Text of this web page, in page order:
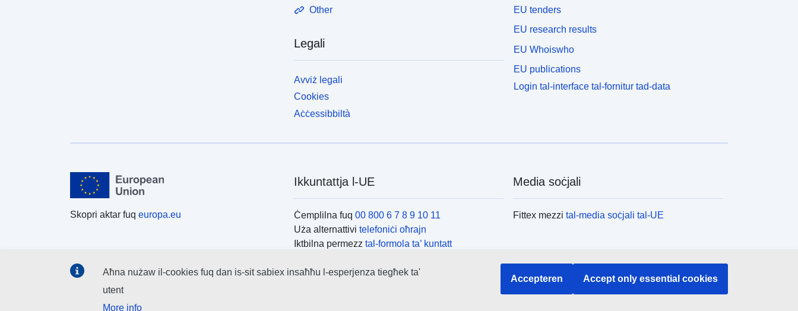
Other
Legali
Avviż legali
Cookies
Aċċessibbiltà
EU tenders
EU research results
EU Whoiswho
EU publications
Login tal-interface tal-fornitur tad-data
Skopri aktar fuq europa.eu
Ikkuntattja l-UE
Ċemplilna fuq 00 800 6 7 8 9 10 11
Uża alternattivi telefoniċi oħrajn
Iktbilna permezz tal-formola ta’ kuntatt
Media soċjali
Fittex mezzital-media soċjali tal-UE
Fittex l-istituzzjonijiet u l-korpi kollha tal-UE.
Aħna nużaw il-cookies fuq dan is-sit sabiex insaħħu l-esperjenza tiegħek ta'
utent
More info
Accepteren Accept only essential cookies